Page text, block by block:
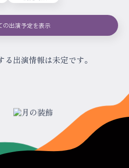
の出演予定を表示
出演情報は未定です。